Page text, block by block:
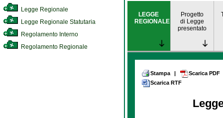
Legge Regionale
Legge Regionale Statutaria
Regolamento Interno
Regolamento Regionale
LEGGE
REGIONALE
Progetto
di Legge
presentato
Stampa |
Scarica PDF
Scarica RTF